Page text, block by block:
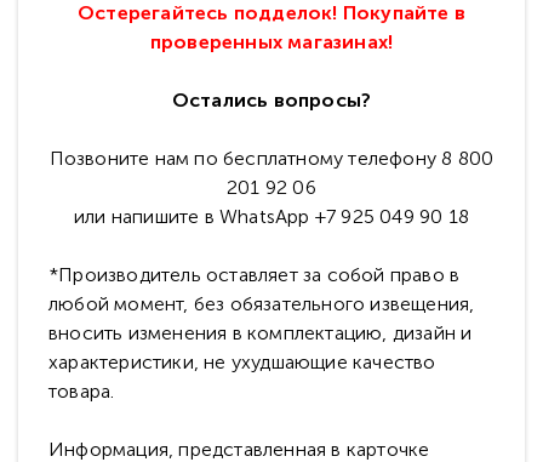
Остерегайтесь подделок! Покупайте в
проверенных магазинах!
Остались вопросы?
Позвоните нам по бесплатному телефону 8 800
201 92 06
или напишите в WhatsApp +7 925 049 90 18
*Производитель оставляет за собой право в
любой момент, без обязательного извещения,
вносить изменения в комплектацию, дизайн и
характеристики, не ухудшающие качество
товара.
Информация, представленная в карточке